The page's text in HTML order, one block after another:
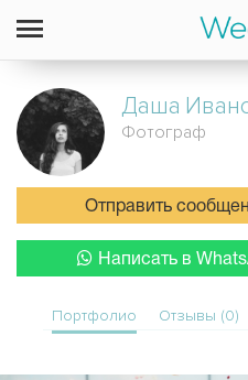
Даша
Фотограф
Отправить
Написать в
Портфолио Отзывы (0)